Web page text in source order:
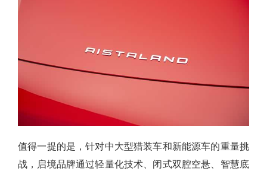
值得一提的是，针对中大型猎装车和新能源车的重量挑
战，启境品牌通过轻量化技术、闭式双腔空悬、智慧底